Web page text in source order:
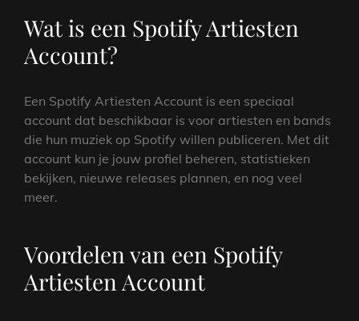
Wat is een Spotify Artiesten
Account?
Een Spotify Artiesten Account is een speciaal
account dat beschikbaar is voor artiesten en bands
die hun muziek op Spotify willen publiceren. Met dit
account kun je jouw profiel beheren, statistieken
bekijken, nieuwe releases plannen, en nog veel
meer.
Voordelen van een Spotify
Artiesten Account